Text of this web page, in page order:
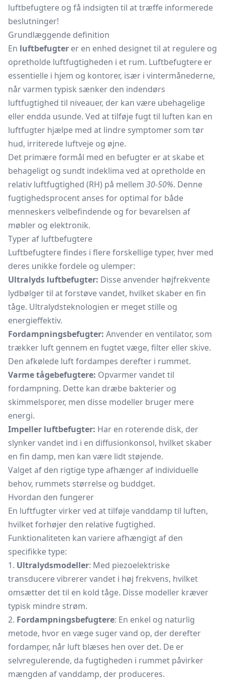
luftbefugtere og få indsigten til at træffe informerede
beslutninger!
Grundlæggende definition
En luftbefugter er en enhed designet til at regulere og
opretholde luftfugtigheden i et rum. Luftbefugtere er
essentielle i hjem og kontorer, især i vintermånederne,
når varmen typisk sænker den indendørs
luftfugtighed til niveauer, der kan være ubehagelige
eller endda usunde. Ved at tilføje fugt til luften kan en
luftfugter hjælpe med at lindre symptomer som tør
hud, irriterede luftveje og øjne.
Det primære formål med en befugter er at skabe et
behageligt og sundt indeklima ved at opretholde en
relativ luftfugtighed (RH) på mellem 30-50%. Denne
fugtighedsprocent anses for optimal for både
menneskers velbefindende og for bevarelsen af
møbler og elektronik.
Typer af luftbefugtere
Luftbefugtere findes i flere forskellige typer, hver med
deres unikke fordele og ulemper:
Ultralyds luftbefugter: Disse anvender højfrekvente
lydbølger til at forstøve vandet, hvilket skaber en fin
tåge. Ultralydsteknologien er meget stille og
energieffektiv.
Fordampningsbefugter: Anvender en ventilator, som
trækker luft gennem en fugtet væge, filter eller skive.
Den afkølede luft fordampes derefter i rummet.
Varme tågebefugtere: Opvarmer vandet til
fordampning. Dette kan dræbe bakterier og
skimmelsporer, men disse modeller bruger mere
energi.
Impeller luftbefugter: Har en roterende disk, der
slynker vandet ind i en diffusionkonsol, hvilket skaber
en fin damp, men kan være lidt støjende.
Valget af den rigtige type afhænger af individuelle
behov, rummets størrelse og buddget.
Hvordan den fungerer
En luftfugter virker ved at tilføje vanddamp til luften,
hvilket forhøjer den relative fugtighed.
Funktionaliteten kan variere afhængigt af den
specifikke type:
1. Ultralydsmodeller: Med piezoelektriske
transducere vibrerer vandet i høj frekvens, hvilket
omsætter det til en kold tåge. Disse modeller kræver
typisk mindre strøm.
2. Fordampningsbefugtere: En enkel og naturlig
metode, hvor en væge suger vand op, der derefter
fordamper, når luft blæses hen over det. De er
selvregulerende, da fugtigheden i rummet påvirker
mængden af vanddamp, der produceres.